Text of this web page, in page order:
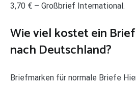
3,70 € – Großbrief International.
Wie viel kostet ein
nach Deutschland?
Briefmarken für normale Briefe